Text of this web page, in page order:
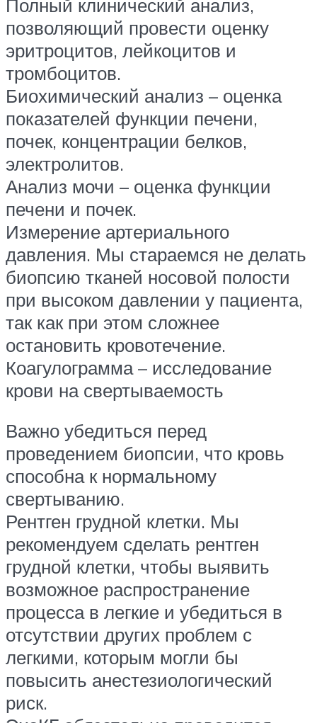
Полный клинический анализ,
позволяющий провести оценку
эритроцитов, лейкоцитов и
тромбоцитов.
Биохимический анализ – оценка
показателей функции печени,
почек, концентрации белков,
электролитов.
Анализ мочи – оценка функции
печени и почек.
Измерение артериального
давления. Мы стараемся не делать
биопсию тканей носовой полости
при высоком давлении у пациента,
так как при этом сложнее
остановить кровотечение.
Коагулограмма – исследование
крови на свертываемость
Важно убедиться перед
проведением биопсии, что кровь
способна к нормальному
свертыванию.
Рентген грудной клетки. Мы
рекомендуем сделать рентген
грудной клетки, чтобы выявить
возможное распространение
процесса в легкие и убедиться в
отсутствии других проблем с
легкими, которым могли бы
повысить анестезиологический
риск.